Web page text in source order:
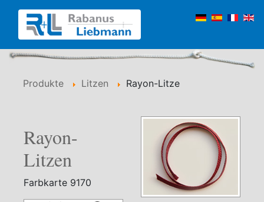
Produkte Litzen Rayon-Litze
Rayon-
Litzen
Farbkarte 9170